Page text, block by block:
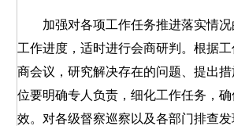
加强对各项工作任务推进落实情况
工作进度，适时进行会商研判。根据
商会议，研究解决存在的问题、提出
位要明确专人负责，细化工作任务，
效。对各级督察巡察以及各部门排查